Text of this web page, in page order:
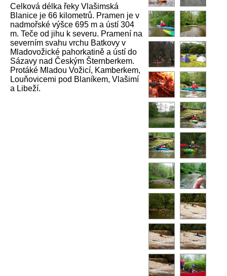
Celková délka řeky Vlašimská
Blanice je 66 kilometrů. Pramen je v
nadmořské výšce 695 m a ústí 304
m. Teče od jihu k severu. Pramení na
severním svahu vrchu Batkovy v
Mladovožické pahorkatině a ústí do
Sázavy nad Českým Šternberkem.
Protáké Mladou Vožicí, Kamberkem,
Louňovicemi pod Blaníkem, Vlašimí
a Libeží.